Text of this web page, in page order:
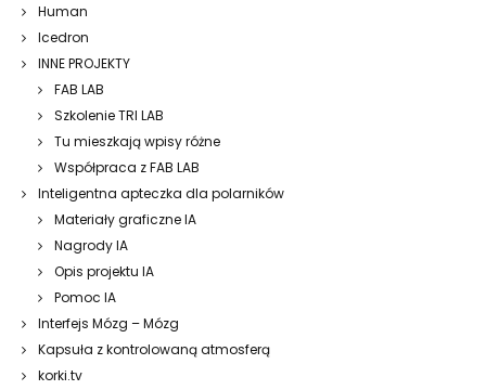
Human
Icedron
INNE PROJEKTY
FAB LAB
Szkolenie TRI LAB
Tu mieszkają wpisy różne
Współpraca z FAB LAB
Inteligentna apteczka dla polarników
Materiały graficzne IA
Nagrody IA
Opis projektu IA
Pomoc IA
Interfejs Mózg – Mózg
Kapsuła z kontrolowaną atmosferą
korki.tv